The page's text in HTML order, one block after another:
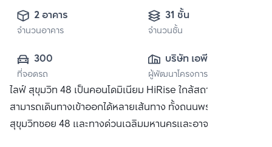
2 อาคาร
จำนวนอาคาร
31 ชั้น
จำนวนชั้น
300
ที่จอดรถ
บริษัท เอพี (ไทย
แลนด์)
จำกัด(มหาชน)
ผู้พัฒนาโครงการ
ไลฟ์ สุขุมวิท 48 เป็นคอนโดมิเนียม HiRise ใกล้สถานีพระโขนง
สามารถเดินทางเข้าออกได้หลายเส้นทาง ทั้งถนนพระราม 4, ถนน
สุขุมวิทซอย 48 และทางด่วนเฉลิมมหานครและอาจณรงค์